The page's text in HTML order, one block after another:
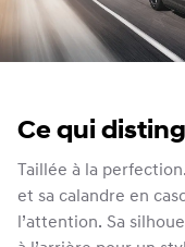
Ce qui
Taillée à la
et sa calandre en
l’attention. Sa